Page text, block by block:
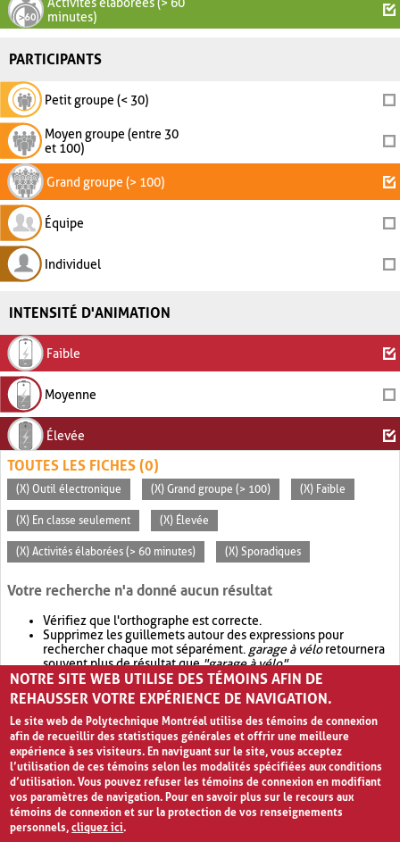
minutes)
PARTICIPANTS
Petit groupe (< 30)
Moyen groupe (entre 30
et 100)
Grand groupe (> 100)
Équipe
Individuel
INTENSITÉ D'ANIMATION
Faible
Moyenne
Élevée
TOUTES LES FICHES (0)
(X) Outil électronique (X) Grand groupe (> 100) (X) Faible
(X) En classe seulement (X) Élevée
(X) Activités élaborées (> 60 minutes) (X) Sporadiques
Votre recherche n'a donné aucun résultat
Vérifiez que l'orthographe est correcte.
Supprimez les guillemets autour des expressions pour
rechercher chaque mot séparément. garage à véloretournera
souvent plus de résultat que"garage à vélo".
Envisagez d'élargir votre recherche avec OR.garage OR vélo
retournera souvent plus de résultat quegarage à vélo
NOTRE SITE WEB UTILISE DES TÉMOINS AFIN DE
REHAUSSER VOTRE EXPÉRIENCE DE NAVIGATION.
Le site web de Polytechnique Montréal utilise des témoins de connexion
afin de recueillir des statistiques générales et offrir une meilleure
expérience à ses visiteurs. En naviguant sur le site, vous acceptez
l’utilisation de ces témoins selon les modalités spécifiées aux conditions
d’utilisation. Vous pouvez refuser les témoins de connexion en modifiant
vos paramètres de navigation. Pour en savoir plus sur le recours aux
témoins de connexion et sur la protection de vos renseignements
personnels,cliquez ici.